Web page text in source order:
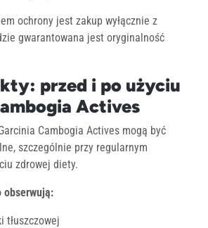
ochrony jest zakup wyłącznie z
gwarantowana jest oryginalność
przed i po użyciu
Actives
Cambogia Actives mogą być
szczególnie przy regularnym
zdrowej diety.
obserwują:
tłuszczowej